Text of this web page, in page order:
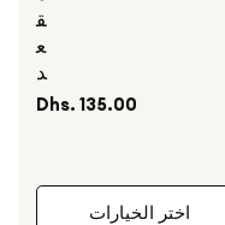
ق
ع
د
السعر
Dhs. 135.00
اختر الخيارات